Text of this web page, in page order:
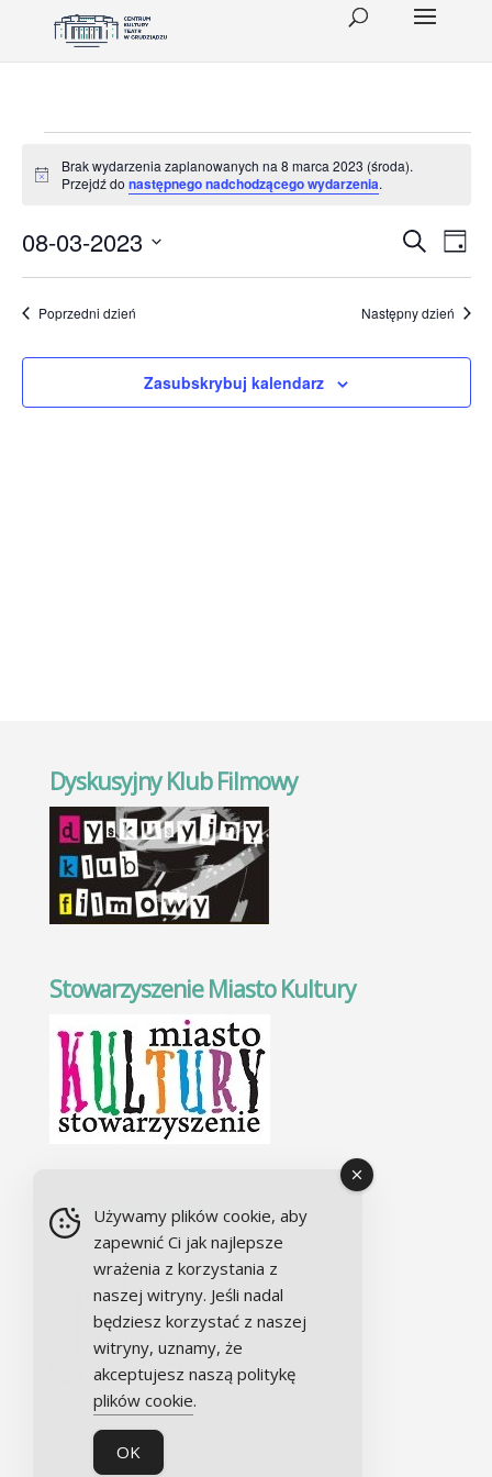
Wydarzenia
for
8
marca
Powiadomienie
Brak wydarzenia zaplanowanych na 8 marca 2023 (środa).
Przejdź donastępnego nadchodzącego wydarzenia.
po
i
SzukajDzień
08-03-2023
Poprzedni dzień Następny dzień
Zasubskrybuj kalendarz
Dyskusyjny Klub Filmowy
Stowarzyszenie Miasto Kultury
Chór Alla camera
Używamy plików cookie, aby
zapewnić Ci jak najlepsze
wrażenia z korzystania z
naszej witryny. Jeśli nadal
będziesz korzystać z naszej
witryny, uznamy, że
akceptujesz naszą politykę
plików cookie.
OK